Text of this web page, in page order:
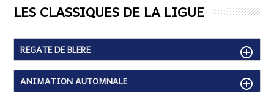
LES CLASSIQUES DE LA LIGUE
REGATE DE BLERE
ANIMATION AUTOMNALE